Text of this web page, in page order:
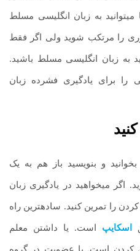
به زبان انگلیسی مسلط
را مرتکب شوید ولی اگر فقط
به زبان انگلیسی مسلط باشید.
برای یادگیری فشرده زبان
و بنویسید باز هم به یک
اگر می­خواهید در یادگیری زبان
را تمرین کنید. ساده­ترین راه
اسکایپ است. یا داشتن معلم
کردن است. با عضویت در گروه